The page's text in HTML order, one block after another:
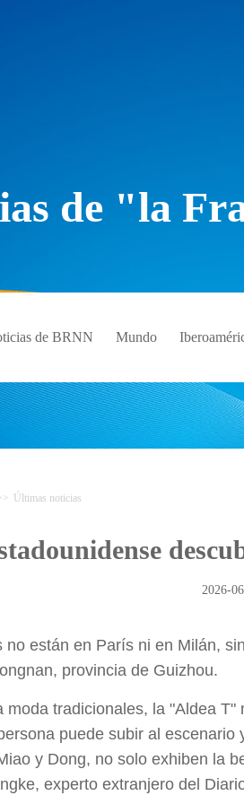
de "la
de BRNN Mundo
Últimas noticias
2026-
están en París ni en Milán,
provincia de Guizhou.
tradicionales, la "Aldea
puede subir al
y Dong, no solo exhiben la
experto extranjero del